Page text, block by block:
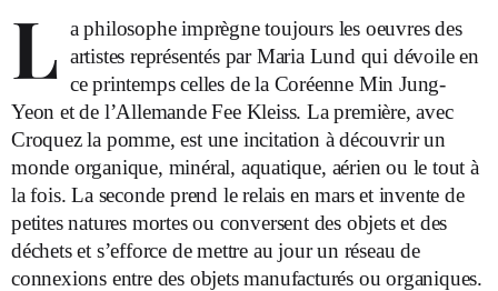
L a philosophe imprègne toujours les oeuvres des
artistes représentés par Maria Lund qui dévoile en
ce printemps celles de la Coréenne Min Jung-
Yeon et de l’Allemande Fee Kleiss. La première, avec
Croquez la pomme, est une incitation à découvrir un
monde organique, minéral, aquatique, aérien ou le tout à
la fois. La seconde prend le relais en mars et invente de
petites natures mortes ou conversent des objets et des
déchets et s’efforce de mettre au jour un réseau de
connexions entre des objets manufacturés ou organiques.